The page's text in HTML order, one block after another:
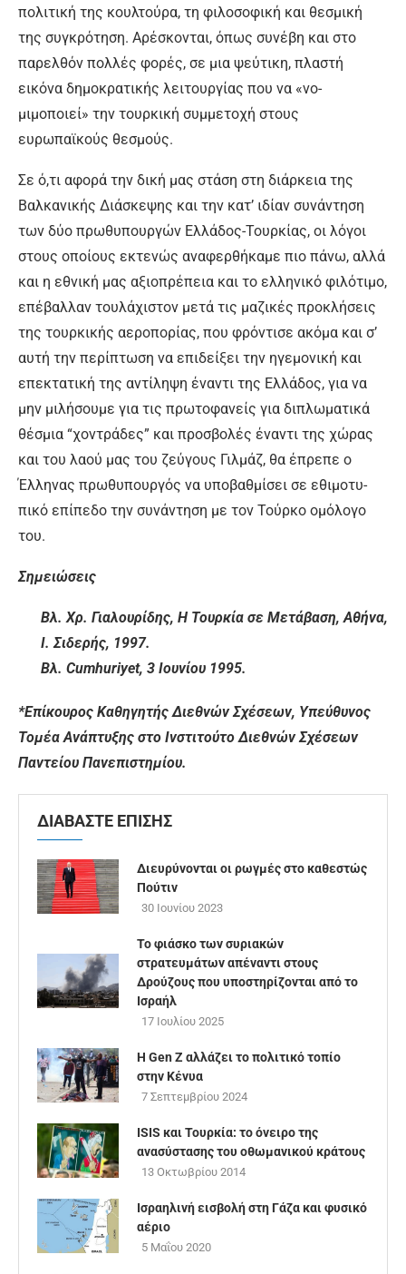
πολιτική της κουλτούρα, τη φιλοσοφική και θεσμική
της συγκρότηση. Αρέ­σκονται, όπως συνέβη και στο
παρελθόν πολλές φορές, σε μια ψεύτικη, πλαστή
εικόνα δημο­κρατικής λειτουργίας που να «νο­
μιμοποιεί» την τουρκική συμμε­τοχή στους
ευρωπαϊκούς θε­σμούς.
Σε ό,τι αφορά την δική μας στάση στη διάρκεια της
Βαλκα­νικής Διάσκεψης και την κατ’ ι­δίαν συνάντηση
των δύο πρωθυ­πουργών Ελλάδος-Τουρκίας, οι λόγοι
στους οποίους εκτενώς α­ναφερθήκαμε πιο πάνω, αλλά
και η εθνική μας αξιοπρέπεια και το ελληνικό φιλότιμο,
επέβαλλαν τουλάχιστον μετά τις μαζικές προκλήσεις
της τουρκικής αερο­πορίας, που φρόντισε ακόμα και σ’
αυτή την περίπτωση να επι­δείξει την ηγεμονική και
επεκτα­τική της αντίληψη έναντι της Ελ­λάδος, για να
μην μιλήσουμε για τις πρωτοφανείς για διπλωματι­κά
θέσμια “χοντράδες” και προ­σβολές έναντι της χώρας
και του λαού μας του ζεύγους Γιλμάζ, θα έπρεπε ο
Έλληνας πρωθυπουρ­γός να υποβαθμίσει σε εθιμοτυ­
πικό επίπεδο την συνάντηση με τον Τούρκο ομόλογο
του.
Σημειώσεις
Βλ. Χρ. Γιαλουρίδης, Η Τουρ­κία σε Μετάβαση, Αθήνα,
I. Σι­δερής, 1997.
Βλ. Cumhuriyet, 3 Ιουνίου 1995.
*Επίκουρος Καθηγητής Διεθνών Σχέσεων, Υπεύθυνος
Τομέα Ανάπτυξης στο Ινστιτούτο Διεθνών Σχέσεων
Παντείου Πανεπιστημίου.
ΔΙΑΒΑΣΤΕ ΕΠΙΣΗΣ
Διευρύνονται οι ρωγμές στο καθεστώς
Πούτιν
30 Ιουνίου 2023
Το φιάσκο των συριακών
στρατευμάτων απέναντι στους
Δρούζους που υποστηρίζονται από το
Ισραήλ
17 Ιουλίου 2025
Η Gen Z αλλάζει το πολιτικό τοπίο
στην Κένυα
7 Σεπτεμβρίου 2024
ISIS και Τουρκία: το όνειρο της
ανασύστασης του οθωμανικού κράτους
13 Οκτωβρίου 2014
Ισραηλινή εισβολή στη Γάζα και φυσικό
αέριο
5 Μαΐου 2020